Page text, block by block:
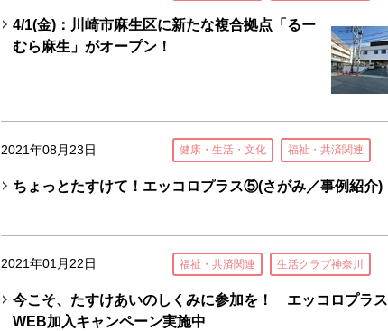
4/1(金)：川崎市麻生区に新たな複合拠点「るー
むら麻生」がオープン！
2021年08月23日 健康・生活・文化 福祉・共済関連
ちょっとたすけて！エッコロプラス⑤(さがみ／事例紹介)
2021年01月22日 福祉・共済関連 生活クラブ神奈川
今こそ、たすけあいのしくみに参加を！ エッコロプラス
WEB加入キャンペーン実施中